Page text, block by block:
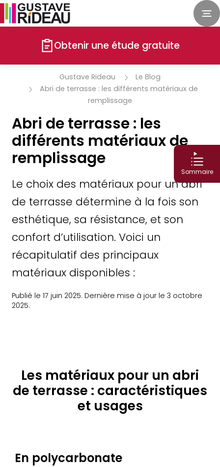
Obtenir une étude gratuite
Gustave Rideau
Le Blog
Abri de terrasse : les différents matériaux de
remplissage
Abri de terrasse : les
différents matériaux de
remplissage
Le choix des matériaux pour un abri
de terrasse détermine à la fois son
esthétique, sa résistance, et son
confort d’utilisation. Voici un
récapitulatif des principaux
matériaux disponibles :
Publié le 17 juin 2025. Dernière mise à jour le 3 octobre
2025.
Sommaire
Les matériaux pour un abri
de terrasse : caractéristiques
et usages
En polycarbonate